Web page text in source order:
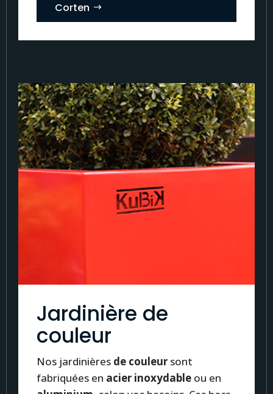
Corten
Jardinière de
couleur
Nos jardinières de couleur sont
fabriquées en acier inoxydable ou en